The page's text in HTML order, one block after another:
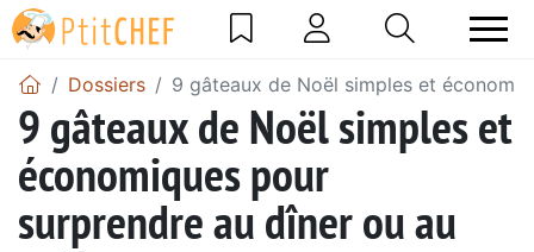
Dossiers 9 gâteaux de Noël simples et
9 gâteaux de Noël simples et
économiques pour
surprendre au dîner ou au